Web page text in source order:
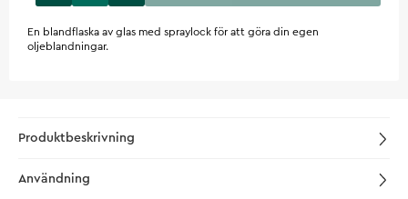
En blandflaska av glas med spraylock för att göra din egen
oljeblandningar.
Produktbeskrivning
Användning